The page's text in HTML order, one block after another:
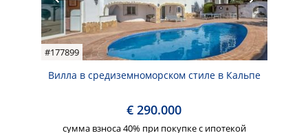
#177899
Вилла в средиземноморском стиле в Кальпе
€ 290.000
сумма взноса 40% при покупке с ипотекой